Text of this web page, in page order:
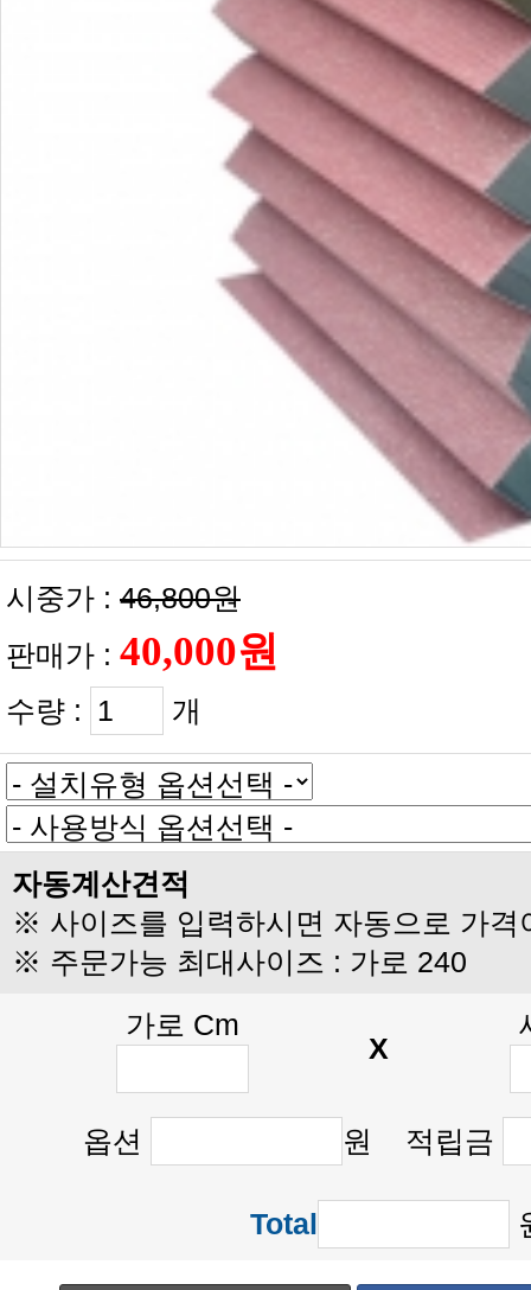
시중가 : 46,800원
판매가 :
수량 :
개
자동계산견적
※ 사이즈를 입력하시면 자동으로 가격
※ 주문가능 최대사이즈 : 가로 240
가로 Cm
X
옵션 원 적립금
Total